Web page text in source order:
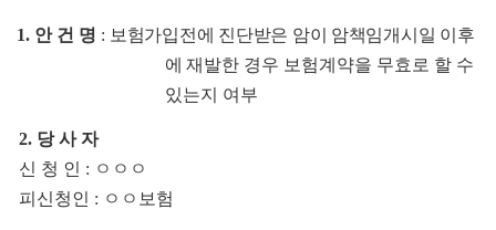
1. 안 건 명 : 보험가입전에 진단받은 암이 암책임개시일 이후
에 재발한 경우 보험계약을 무효로 할 수
있는지 여부
2. 당 사 자
신 청 인 : ㅇㅇㅇ
피신청인 : ㅇㅇ 보험